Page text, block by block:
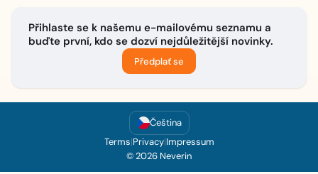
Přihlaste se k našemu e-mailovému seznamu a
buďte první, kdo se dozví nejdůležitější novinky.
Předplať se
Čeština
Terms|Privacy|Impressum
© 2026 Neverin